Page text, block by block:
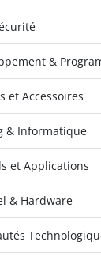
&
et Accessoires
& Informatique
et Applications
& Hardware